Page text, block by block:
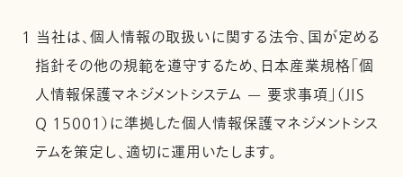
1 当社は、個人情報の取扱いに関する法令、国が定める
指針その他の規範を遵守するため、日本産業規格「個
人情報保護マネジメントシステム — 要求事項」（JIS
Q 15001）に準拠した個人情報保護マネジメントシス
テムを策定し、適切に運用いたします。